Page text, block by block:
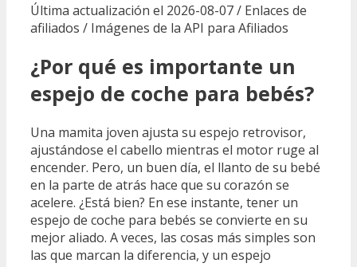
Última actualización el 2026-08-07 / Enlaces de
afiliados / Imágenes de la API para Afiliados
¿Por qué es importante un
espejo de coche para bebés?
Una mamita joven ajusta su espejo retrovisor,
ajustándose el cabello mientras el motor ruge al
encender. Pero, un buen día, el llanto de su bebé
en la parte de atrás hace que su corazón se
acelere. ¿Está bien? En ese instante, tener un
espejo de coche para bebés se convierte en su
mejor aliado. A veces, las cosas más simples son
las que marcan la diferencia, y un espejo